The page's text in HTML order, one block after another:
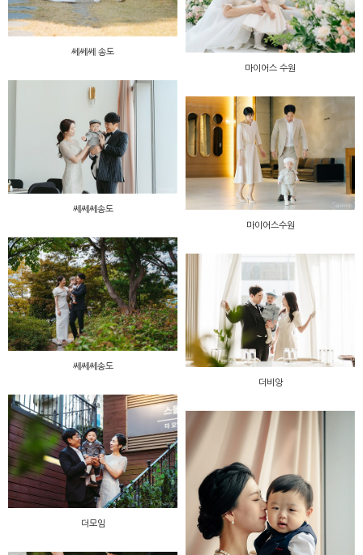
쎄쎄쎄 송도
마이어스 수원
쎄쎄쎄송도
마이어스수원
쎄쎄쎄송도
더비앙
더모임